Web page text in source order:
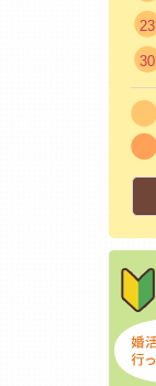
23
30